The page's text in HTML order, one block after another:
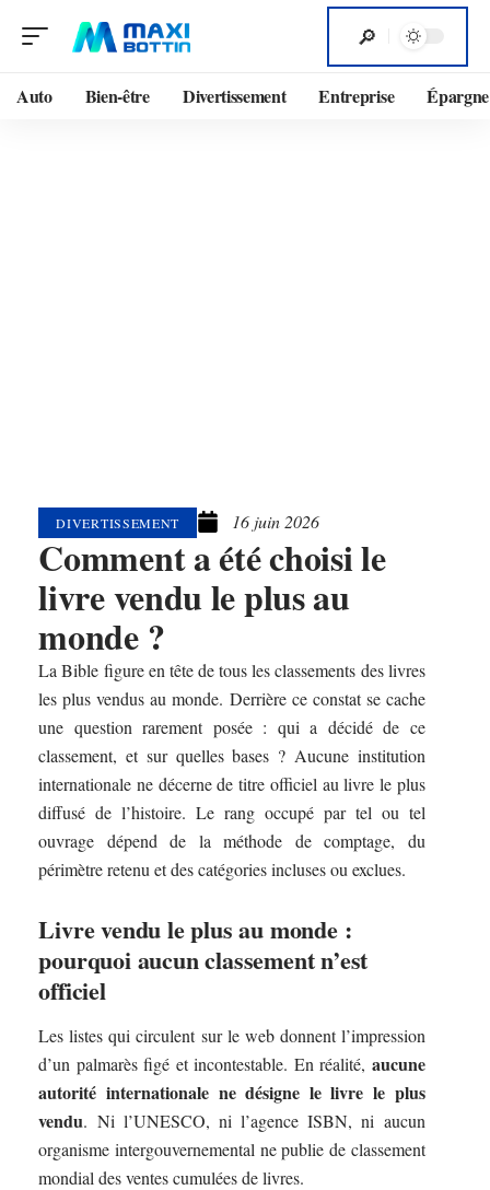
Auto Bien-être Divertissement Entreprise Épargne
DIVERTISSEMENT 16 juin 2026
Comment a été choisi le
livre vendu le plus au
monde ?
La Bible figure en tête de tous les classements des livres
les plus vendus au monde. Derrière ce constat se cache
une question rarement posée : qui a décidé de ce
classement, et sur quelles bases ? Aucune institution
internationale ne décerne de titre officiel au livre le plus
diffusé de l’histoire. Le rang occupé par tel ou tel
ouvrage dépend de la méthode de comptage, du
périmètre retenu et des catégories incluses ou exclues.
Livre vendu le plus au monde :
pourquoi aucun classement n’est
officiel
Les listes qui circulent sur le web donnent l’impression
d’un palmarès figé et incontestable. En réalité, aucune
autorité internationale ne désigne le livre le plus
vendu. Ni l’UNESCO, ni l’agence ISBN, ni aucun
organisme intergouvernemental ne publie de classement
mondial des ventes cumulées de livres.